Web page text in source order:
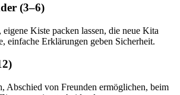
(3–6)
Kiste packen lassen, die neue Kita
einfache Erklärungen geben Sicherheit.
Abschied von Freunden ermöglichen, beim